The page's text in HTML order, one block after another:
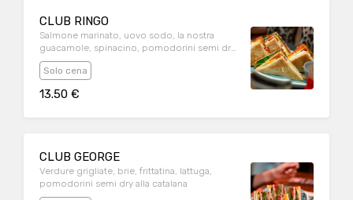
CLUB RINGO
Salmone marinato, uovo sodo, la nostra
guacamole, spinacino, pomodorini semi dry
alla catalana, philadelphia
Solo cena
13.50 €
CLUB GEORGE
Verdure grigliate, brie, frittatina, lattuga,
pomodorini semi dry alla catalana